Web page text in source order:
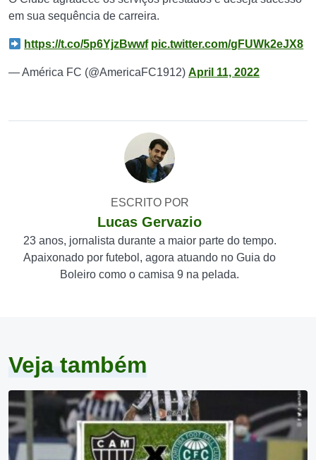
em sua sequência de carreira.
https://t.co/5p6YjzBwwf pic.twitter.com/gFUWk2eJX8
— América FC (@AmericaFC1912) April 11, 2022
ESCRITO POR
Lucas Gervazio
23 anos, jornalista durante a maior parte do tempo.
Apaixonado por futebol, agora atuando no Guia do
Boleiro como o camisa 9 na pelada.
Veja também